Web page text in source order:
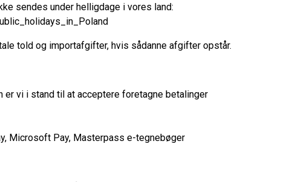
sendes under helligdage i vores land:
told og importafgifter, hvis sådanne afgifter opstår.
vi i stand til at acceptere foretagne betalinger
Microsoft Pay, Masterpass e-tegnebøger